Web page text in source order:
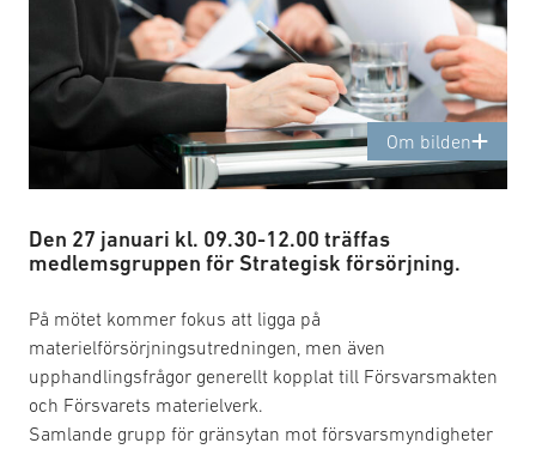
Om bilden
Den 27 januari kl. 09.30-12.00 träffas
medlemsgruppen för Strategisk försörjning.
På mötet kommer fokus att ligga på
materielförsörjningsutredningen, men även
upphandlingsfrågor generellt kopplat till Försvarsmakten
och Försvarets materielverk.
Samlande grupp för gränsytan mot försvarsmyndigheter